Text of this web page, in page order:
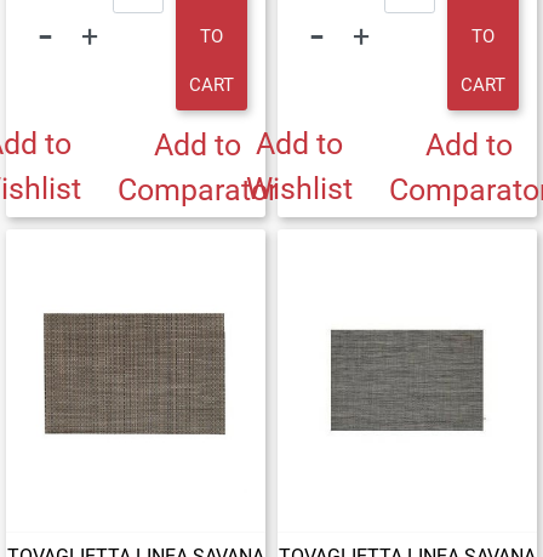
TO
CART
to
Add to
Comparator
TO
CART
Add to
Wishlist
Add to